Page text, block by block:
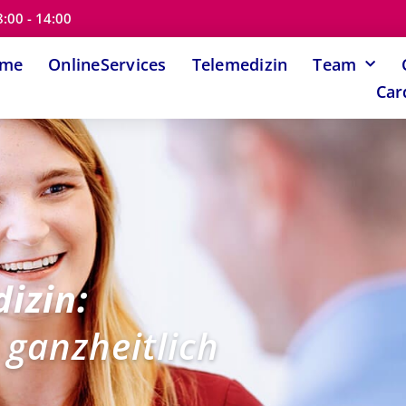
- 14:00
OnlineServices Telemedizin Team